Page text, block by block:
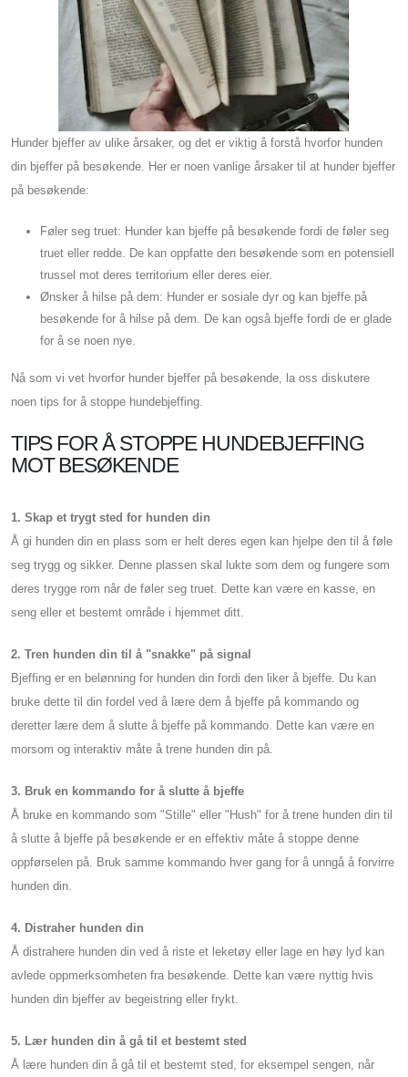
Hunder bjeffer av ulike årsaker, og det er viktig å forstå hvorfor hunden
din bjeffer på besøkende. Her er noen vanlige årsaker til at hunder bjeffer
på besøkende:
Føler seg truet: Hunder kan bjeffe på besøkende fordi de føler seg
truet eller redde. De kan oppfatte den besøkende som en potensiell
trussel mot deres territorium eller deres eier.
Ønsker å hilse på dem: Hunder er sosiale dyr og kan bjeffe på
besøkende for å hilse på dem. De kan også bjeffe fordi de er glade
for å se noen nye.
Nå som vi vet hvorfor hunder bjeffer på besøkende, la oss diskutere
noen tips for å stoppe hundebjeffing.
TIPS FOR Å STOPPE HUNDEBJEFFING
MOT BESØKENDE
1. Skap et trygt sted for hunden din
Å gi hunden din en plass som er helt deres egen kan hjelpe den til å føle
seg trygg og sikker. Denne plassen skal lukte som dem og fungere som
deres trygge rom når de føler seg truet. Dette kan være en kasse, en
seng eller et bestemt område i hjemmet ditt.
2. Tren hunden din til å "snakke" på signal
Bjeffing er en belønning for hunden din fordi den liker å bjeffe. Du kan
bruke dette til din fordel ved å lære dem å bjeffe på kommando og
deretter lære dem å slutte å bjeffe på kommando. Dette kan være en
morsom og interaktiv måte å trene hunden din på.
3. Bruk en kommando for å slutte å bjeffe
Å bruke en kommando som "Stille" eller "Hush" for å trene hunden din til
å slutte å bjeffe på besøkende er en effektiv måte å stoppe denne
oppførselen på. Bruk samme kommando hver gang for å unngå å forvirre
hunden din.
4. Distraher hunden din
Å distrahere hunden din ved å riste et leketøy eller lage en høy lyd kan
avlede oppmerksomheten fra besøkende. Dette kan være nyttig hvis
hunden din bjeffer av begeistring eller frykt.
5. Lær hunden din å gå til et bestemt sted
Å lære hunden din å gå til et bestemt sted, for eksempel sengen, når